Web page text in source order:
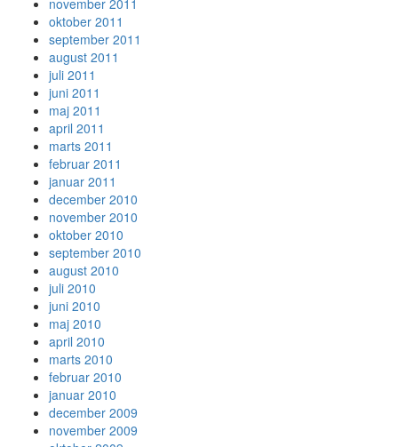
november 2011
oktober 2011
september 2011
august 2011
juli 2011
juni 2011
maj 2011
april 2011
marts 2011
februar 2011
januar 2011
december 2010
november 2010
oktober 2010
september 2010
august 2010
juli 2010
juni 2010
maj 2010
april 2010
marts 2010
februar 2010
januar 2010
december 2009
november 2009